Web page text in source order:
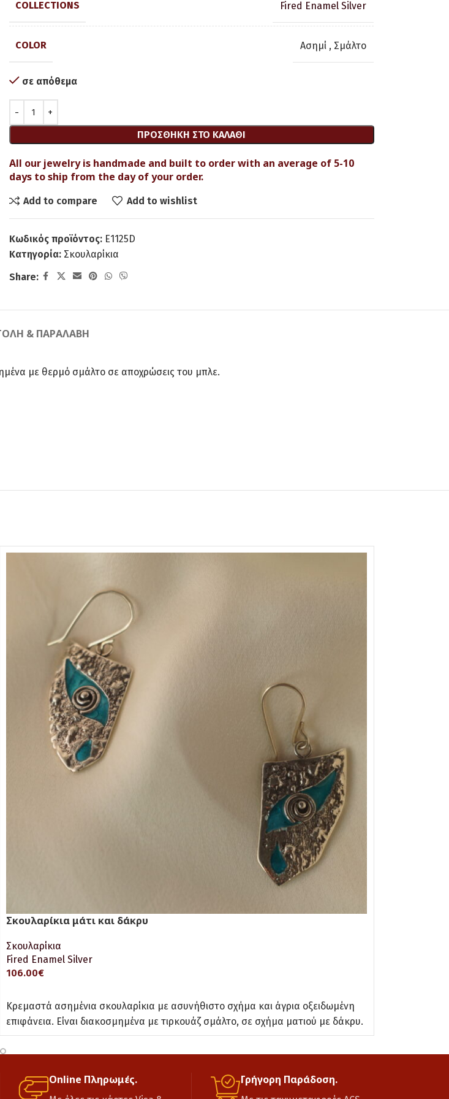
COLLECTIONS Fired Enamel Silver
COLOR Ασημί , Σμάλτο
σε απόθεμα
ΠΡΟΣΘΉΚΗ ΣΤΟ ΚΑΛΆΘΙ
All our jewelry is handmade and built to order with an average of 5-10
days to ship from the day of your order.
Add to compare Add to wishlist
Κωδικός προϊόντος: Ε1125D
Κατηγορία: Σκουλαρίκια
Share:
& ΠΑΡΑΛΑΒΉ
με θερμό σμάλτο σε αποχρώσεις του μπλε.
Σκουλαρίκια μάτι και δάκρυ
Σκουλαρίκια
Fired Enamel Silver
106.00€
Κρεμαστά ασημένια σκουλαρίκια με ασυνήθιστο σχήμα και άγρια οξειδωμένη
επιφάνεια. Είναι διακοσμημένα με τιρκουάζ σμάλτο, σε σχήμα ματιού με δάκρυ.
Online Πληρωμές. Γρήγορη Παράδοση.